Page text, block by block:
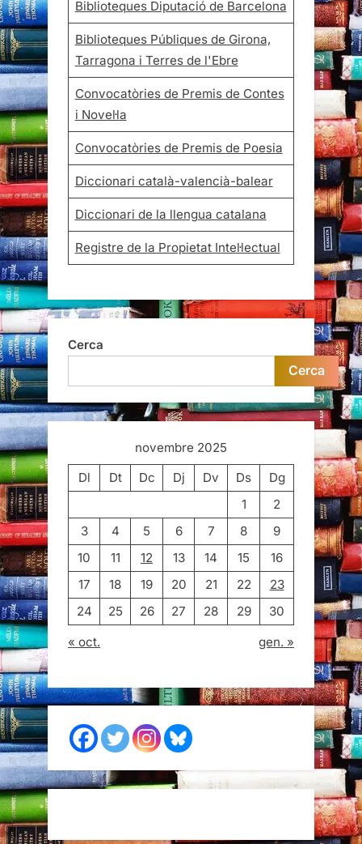
Biblioteques Diputació de Barcelona
Biblioteques Públiques de Girona,
Tarragona i Terres de l'Ebre
Convocatòries de Premis de Contes
i Novel·la
Convocatòries de Premis de Poesia
Diccionari català-valencià-balear
Diccionari de la llengua catalana
Registre de la Propietat Intel·lectual
Cerca
Cerca
novembre 2025
Dl
Dt Dc Dj Dv Ds
Dg
1
2
3
4 5 6 7 8
9
10
11 12 13 14 15
16
17
18 19 20 21 22
23
24
25 26 27 28 29
30
« oct.
gen. »